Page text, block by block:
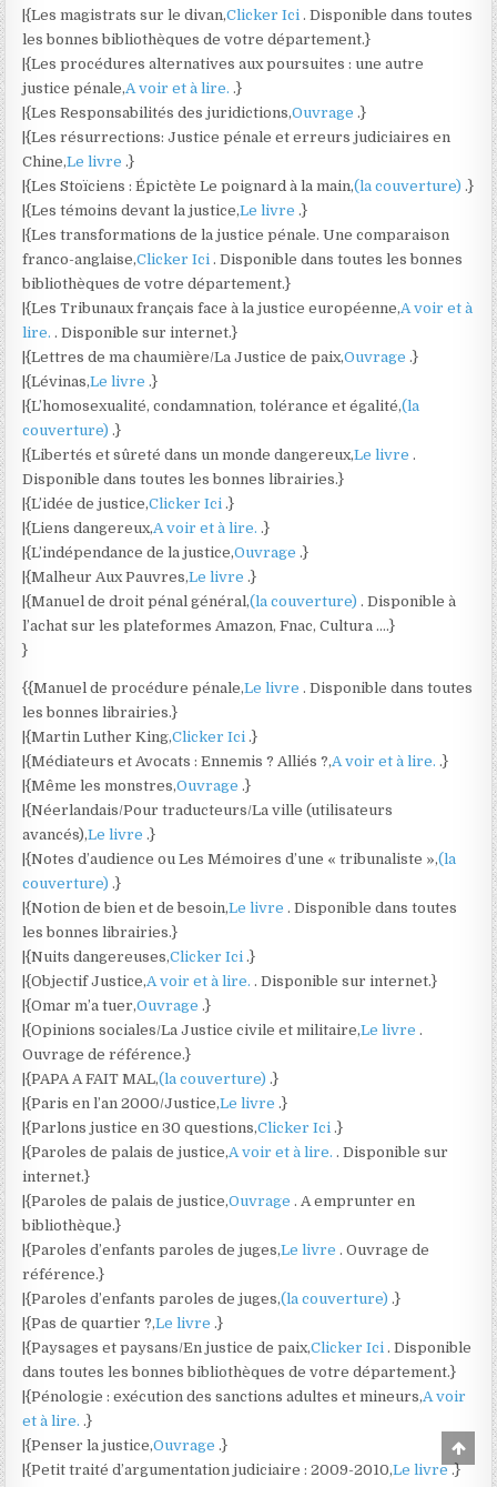
|{Les magistrats sur le divan,Clicker Ici. Disponible dans toutes
les bonnes bibliothèques de votre département.}
|{Les procédures alternatives aux poursuites : une autre
justice pénale,A voir et à lire..}
|{Les Responsabilités des juridictions,Ouvrage.}
|{Les résurrections: Justice pénale et erreurs judiciaires en
Chine,Le livre.}
|{Les Stoïciens : Épictète Le poignard à la main,(la couverture).}
|{Les témoins devant la justice,Le livre.}
|{Les transformations de la justice pénale. Une comparaison
franco-anglaise,Clicker Ici. Disponible dans toutes les bonnes
bibliothèques de votre département.}
|{Les Tribunaux français face à la justice européenne,A voir et à
lire.. Disponible sur internet.}
|{Lettres de ma chaumière/La Justice de paix,Ouvrage.}
|{Lévinas,Le livre.}
|{L’homosexualité, condamnation, tolérance et égalité,(la
couverture).}
|{Libertés et sûreté dans un monde dangereux,Le livre.
Disponible dans toutes les bonnes librairies.}
|{L’idée de justice,Clicker Ici.}
|{Liens dangereux,A voir et à lire..}
|{L’indépendance de la justice,Ouvrage.}
|{Malheur Aux Pauvres,Le livre.}
|{Manuel de droit pénal général,(la couverture). Disponible à
l’achat sur les plateformes Amazon, Fnac, Cultura ….}
}
{{Manuel de procédure pénale,Le livre. Disponible dans toutes
les bonnes librairies.}
|{Martin Luther King,Clicker Ici.}
|{Médiateurs et Avocats : Ennemis ? Alliés ?,A voir et à lire..}
|{Même les monstres,Ouvrage.}
|{Néerlandais/Pour traducteurs/La ville (utilisateurs
avancés),Le livre.}
|{Notes d’audience ou Les Mémoires d’une « tribunaliste »,(la
couverture).}
|{Notion de bien et de besoin,Le livre. Disponible dans toutes
les bonnes librairies.}
|{Nuits dangereuses,Clicker Ici.}
|{Objectif Justice,A voir et à lire.. Disponible sur internet.}
|{Omar m’a tuer,Ouvrage.}
|{Opinions sociales/La Justice civile et militaire,Le livre.
Ouvrage de référence.}
|{PAPA A FAIT MAL,(la couverture).}
|{Paris en l’an 2000/Justice,Le livre.}
|{Parlons justice en 30 questions,Clicker Ici.}
|{Paroles de palais de justice,A voir et à lire.. Disponible sur
internet.}
|{Paroles de palais de justice,Ouvrage. A emprunter en
bibliothèque.}
|{Paroles d’enfants paroles de juges,Le livre. Ouvrage de
référence.}
|{Paroles d’enfants paroles de juges,(la couverture).}
|{Pas de quartier ?,Le livre.}
|{Paysages et paysans/En justice de paix,Clicker Ici. Disponible
dans toutes les bonnes bibliothèques de votre département.}
|{Pénologie : exécution des sanctions adultes et mineurs,A voir
et à lire..}
|{Penser la justice,Ouvrage.}
|{Petit traité d’argumentation judiciaire : 2009-2010,Le livre.} to
Top